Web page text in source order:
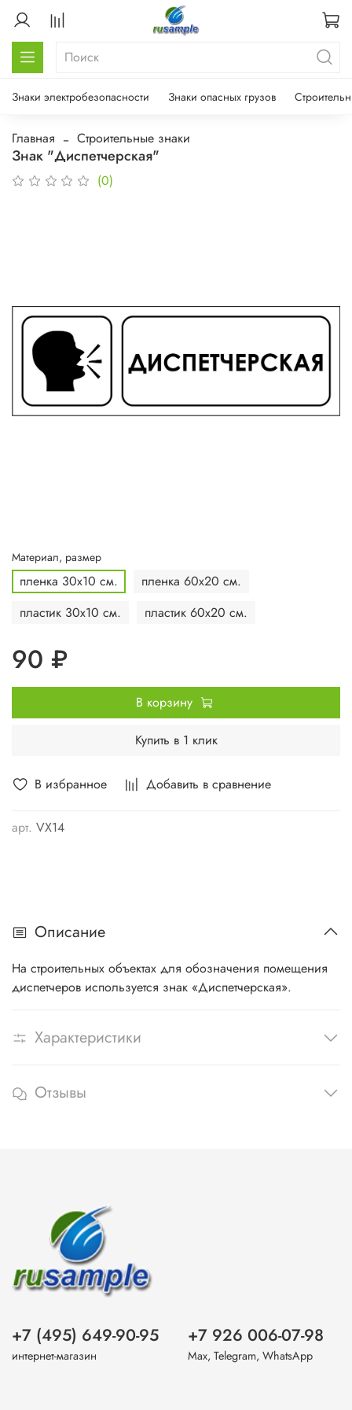
Знаки электробезопасности Знаки опасных грузов
Главная Строительные знаки
Знак "Диспетчерская"
(0)
В избранное Добавить в сравнение
арт. VX14
Материал, размер
пленка 30х10 см.
пленка 60х20 см.
пластик 30х10 см.
пластик 60х20 см.
90 ₽
В корзину
Купить в 1 клик
Описание
На строительных объектах для обозначения помещения
диспетчеров используется знак «Диспетчерская».
Характеристики
Отзывы
+7 (495) 649-90-95
интернет-магазин
+7 926 006-07-98
Max, Telegram, WhatsApp